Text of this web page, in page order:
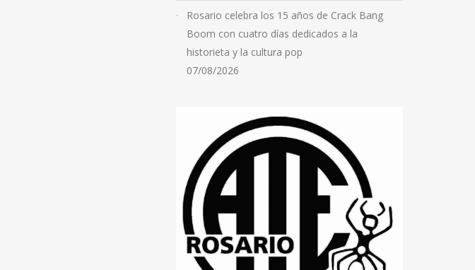
Rosario celebra los 15 años de Crack Bang
Boom con cuatro días dedicados a la
historieta y la cultura pop
07/08/2026